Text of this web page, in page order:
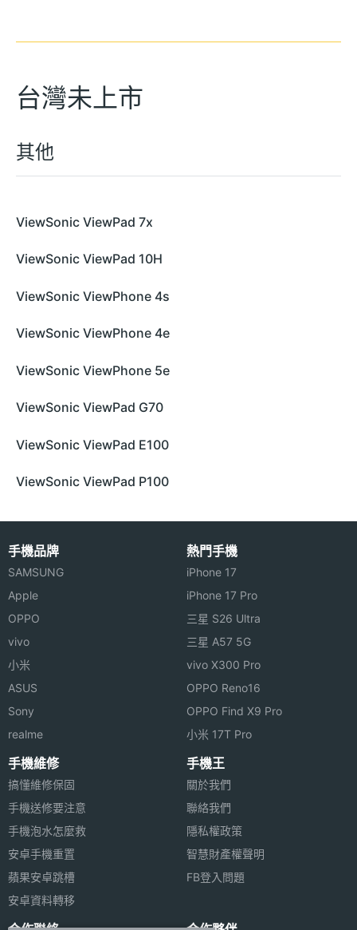
台灣未上市
其他
ViewSonic ViewPad 7x
ViewSonic ViewPad 10H
ViewSonic ViewPhone 4s
ViewSonic ViewPhone 4e
ViewSonic ViewPhone 5e
ViewSonic ViewPad G70
ViewSonic ViewPad E100
ViewSonic ViewPad P100
手機品牌
SAMSUNG
Apple
OPPO
vivo
小米
ASUS
Sony
realme
熱門手機
iPhone 17
iPhone 17 Pro
三星 S26 Ultra
三星 A57 5G
vivo X300 Pro
OPPO Reno16
OPPO Find X9 Pro
小米 17T Pro
手機維修
搞懂維修保固
手機送修要注意
手機泡水怎麼救
安卓手機重置
蘋果安卓跳槽
安卓資料轉移
手機王
關於我們
聯絡我們
隱私權政策
智慧財產權聲明
FB登入問題